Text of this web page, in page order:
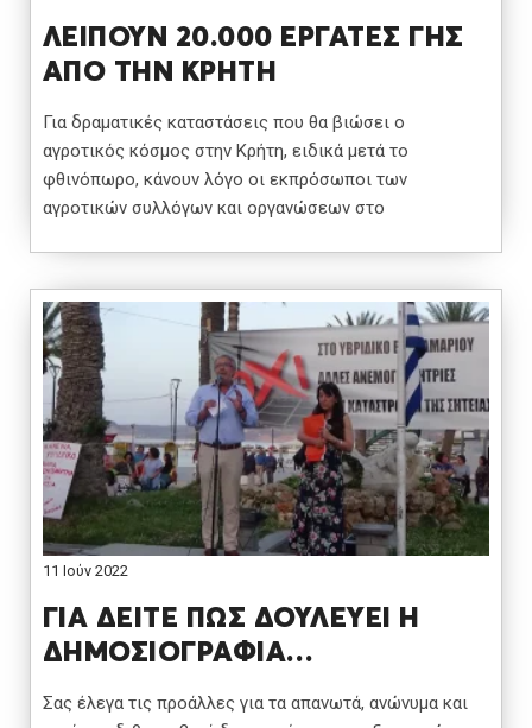
ΛΕΙΠΟΥΝ 20.000 ΕΡΓΑΤΕΣ ΓΗΣ
ΑΠΟ ΤΗΝ ΚΡΗΤΗ
Για δραματικές καταστάσεις που θα βιώσει ο
αγροτικός κόσμος στην Κρήτη, ειδικά μετά το
φθινόπωρο, κάνουν λόγο οι εκπρόσωποι των
αγροτικών συλλόγων και οργανώσεων στο
11 Ιούν 2022
ΓΙΑ ΔΕΙΤΕ ΠΩΣ ΔΟΥΛΕΥΕΙ Η
ΔΗΜΟΣΙΟΓΡΑΦΙΑ…
Σας έλεγα τις προάλλες για τα απανωτά, ανώνυμα και